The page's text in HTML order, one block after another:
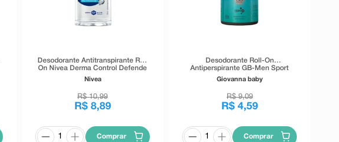
Desodorante Antitranspirante Roll
On Nivea Derma Control Defende
50ml
Nivea
R$ 10,99
R$ 8,89
Comprar
Desodorante Roll-On
Antiperspirante GB-Men Sport
Acqua 50ml
Giovanna baby
R$ 9,09
R$ 4,59
Comprar